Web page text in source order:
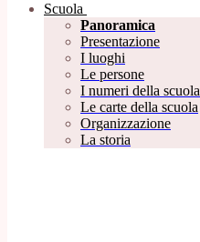
Scuola
Panoramica
Presentazione
I luoghi
Le persone
I numeri della scuola
Le carte della scuola
Organizzazione
La storia